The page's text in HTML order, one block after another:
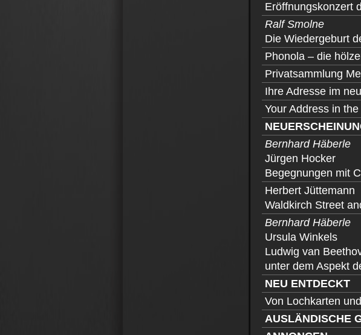
Eröffnungskonzert
Ralf Smolne
Die Wiedergeburt
Phonola – die
Privatsammlung
Ihre Adresse im
Your Address in
Bernhard Häberle
Jürgen Hocker
Begegnungen mit
Herbert Jüttemann
Waldkirch Street
Bernhard Häberle
Ursula Winkels
Ludwig van
unter dem Aspekt
NEU ENTDECKT
Von Lochkarten
AUSLÄNDISCHE